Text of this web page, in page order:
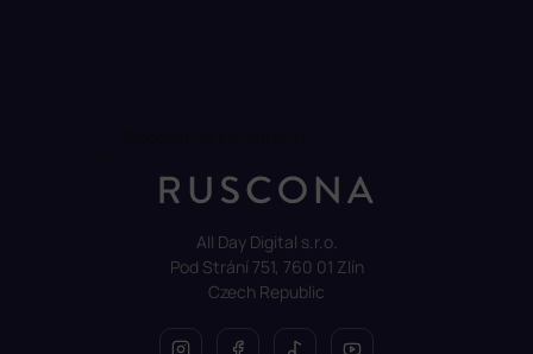
All Day Digital s.r.o.
Pod Strání 751, 760 01 Zlín
Czech Republic